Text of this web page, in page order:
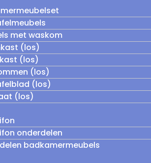
met waskom
(los)
(los)
(los)
(los)
(los)
onderdelen
badkamermeubels